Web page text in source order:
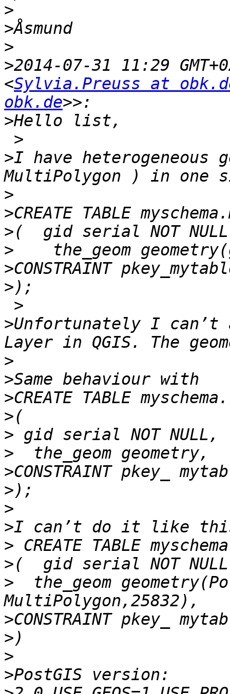
>
>
>
>2014-07-31 11:29
<Sylvia.Preuss at
obk.de
>
>I have heterogeneous
>
>
>
>
>
>
>Unfortunately I can’t
>
>
>
>
>
>
>
>
>
>
>
>
>
the_geom
>
>
>
>